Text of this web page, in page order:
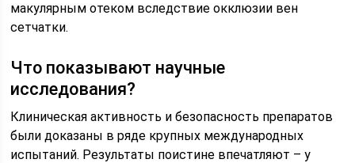
макулярным отеком вследствие окклюзии вен
сетчатки.
Что показывают научные
исследования?
Клиническая активность и безопасность препаратов
были доказаны в ряде крупных международных
испытаний. Результаты поистине впечатляют – у